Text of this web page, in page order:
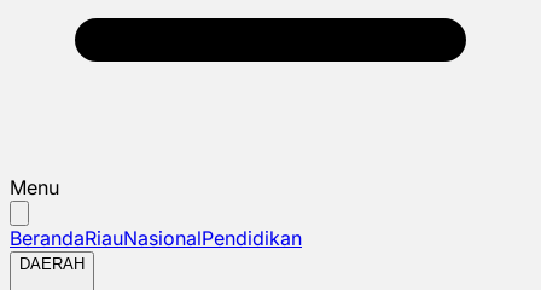
Menu
BerandaRiauNasionalPendidikan
DAERAH